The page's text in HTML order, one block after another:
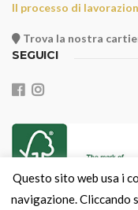
Il processo di
Trova la nostra
SEGUICI
Questo sito web usa i
navigazione. Cliccando